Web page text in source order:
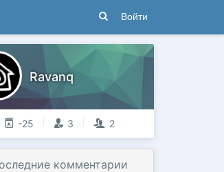
Войти
Ravanq
-25 3 2
комментарии